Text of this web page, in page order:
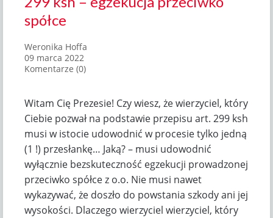
spółce
Weronika Hoffa
09 marca 2022
Komentarze (0)
Witam Cię Prezesie! Czy wiesz, że wierzyciel, który
Ciebie pozwał na podstawie przepisu art. 299 ksh
musi w istocie udowodnić w procesie tylko jedną
(1 !) przesłankę… Jaką? – musi udowodnić
wyłącznie bezskuteczność egzekucji prowadzonej
przeciwko spółce z o.o. Nie musi nawet
wykazywać, że doszło do powstania szkody ani jej
wysokości. Dlaczego wierzyciel wierzyciel, który